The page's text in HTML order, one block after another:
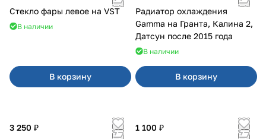
Стекло фары левое на VST
В наличии
В корзину
Радиатор охлаждения
Gamma на Гранта, Калина 2,
Датсун после 2015 года
В наличии
В корзину
3 250 ₽
1 100 ₽